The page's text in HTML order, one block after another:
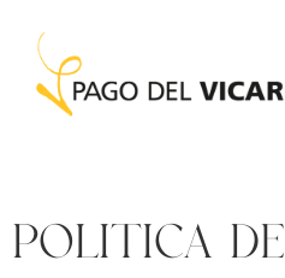
Política de